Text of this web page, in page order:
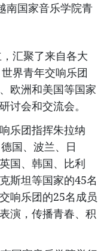
南国家音乐学院青
汇聚了来自各大
界青年交响乐团
欧洲和美国等国家
讨会和交流会。
乐团指挥朱拉纳
国、波兰、日
国、韩国、比利
斯坦等国家的45名
响乐团的25名成员
演，传播青春、积